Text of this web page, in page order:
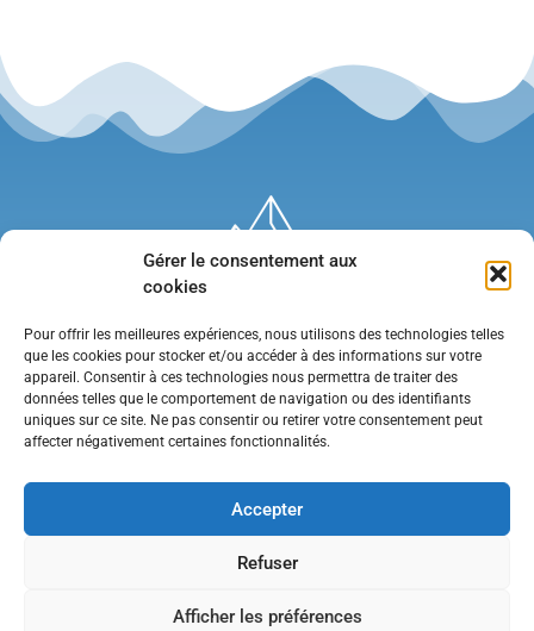
Gérer le consentement aux
cookies
Pour offrir les meilleures expériences, nous utilisons des technologies telles
que les cookies pour stocker et/ou accéder à des informations sur votre
appareil. Consentir à ces technologies nous permettra de traiter des
données telles que le comportement de navigation ou des identifiants
uniques sur ce site. Ne pas consentir ou retirer votre consentement peut
affecter négativement certaines fonctionnalités.
Accepter
Refuser
Afficher les préférences
•Contact